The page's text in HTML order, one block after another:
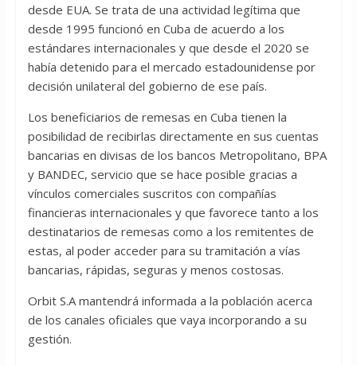
desde EUA. Se trata de una actividad legítima que
desde 1995 funcionó en Cuba de acuerdo a los
estándares internacionales y que desde el 2020 se
había detenido para el mercado estadounidense por
decisión unilateral del gobierno de ese país.
Los beneficiarios de remesas en Cuba tienen la
posibilidad de recibirlas directamente en sus cuentas
bancarias en divisas de los bancos Metropolitano, BPA
y BANDEC, servicio que se hace posible gracias a
vínculos comerciales suscritos con compañías
financieras internacionales y que favorece tanto a los
destinatarios de remesas como a los remitentes de
estas, al poder acceder para su tramitación a vías
bancarias, rápidas, seguras y menos costosas.
Orbit S.A mantendrá informada a la población acerca
de los canales oficiales que vaya incorporando a su
gestión.